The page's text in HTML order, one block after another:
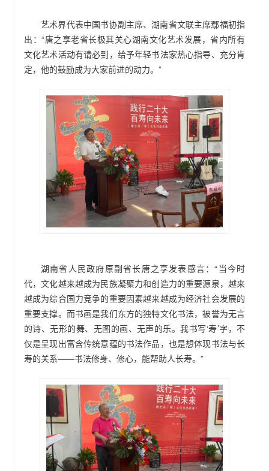
艺术界代表中国书协副主席、湖南省文联主席鄢福初指
出：“唐之享老省长极其关心湖南文化艺术发展，省内所有
文化艺术活动有请必到，给予年轻书法家热心指导、充分肯
定，他的鼓励成为大家前进的动力。”
湖南省人民政府原副省长唐之享发表感言：“当今时
代，文化越来越成为民族凝聚力和创造力的重要源泉，越来
越成为综合国力竞争的重要因素越来越成为经济社会发展的
重要支撑。而书画是我们东方的独特文化书法，被誉为无言
的诗、无形的舞、无图的画、无声的乐。我书写‘寿’字，不
仅是呈现出富含传统意蕴的书法作品，也是想体现书法与长
寿的关系——书法修身、修心，能帮助人长寿。”